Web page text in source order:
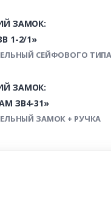
ЗАМОК:
1-2/1»
СЕЙФОВОГО ТИПА
ЗАМОК:
ЗВ4-31»
ЗАМОК + РУЧКА